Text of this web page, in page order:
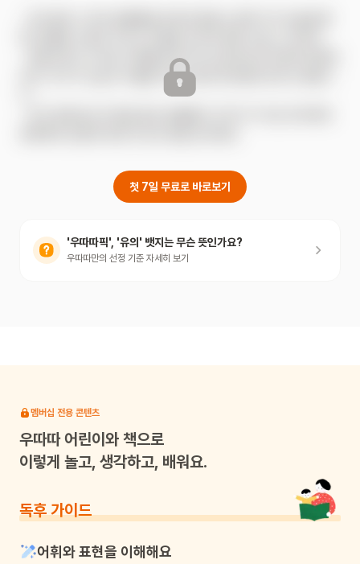
- 죽음이라는 무거운 주제를 판타지적 상상력으로 따뜻하게 풀어
내어, 아이가 상실과 이별을 자연스럽게 받아들이도록 도와줍니
첫 7일 무료로 바로보기
'우따따픽', '유의' 뱃지는 무슨 뜻인가요?
우따따만의 선정 기준 자세히 보기
멤버십 전용 콘텐츠
우따따어린이와 책으로
이렇게 놀고, 생각하고, 배워요.
독후 가이드
어휘와 표현을 이해해요